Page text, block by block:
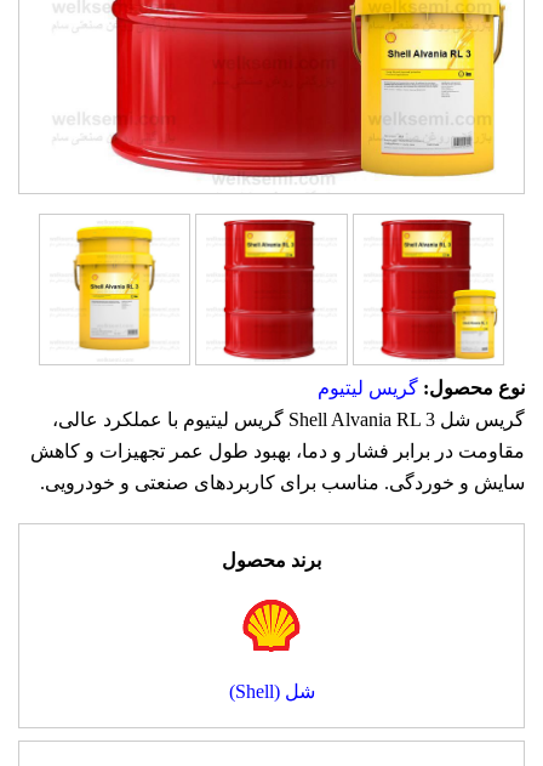
نوع محصول: گریس لیتیوم
گریس شل Shell Alvania RL 3 گریس لیتیوم با عملکرد عالی،
مقاومت در برابر فشار و دما، بهبود طول عمر تجهیزات و کاهش
سایش و خوردگی. مناسب برای کاربردهای صنعتی و خودرویی.
برند محصول
شل (Shell)